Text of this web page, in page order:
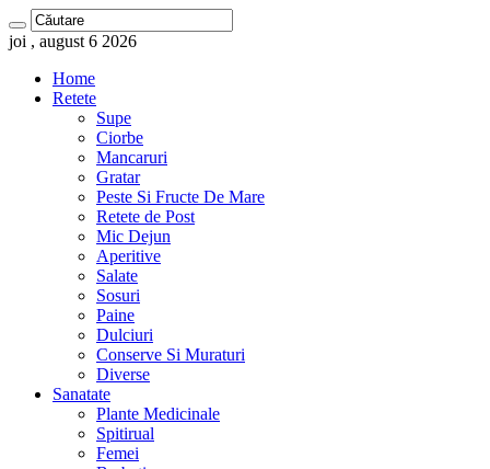
joi , august 6 2026
Home
Retete
Supe
Ciorbe
Mancaruri
Gratar
Peste Si Fructe De Mare
Retete de Post
Mic Dejun
Aperitive
Salate
Sosuri
Paine
Dulciuri
Conserve Si Muraturi
Diverse
Sanatate
Plante Medicinale
Spitirual
Femei